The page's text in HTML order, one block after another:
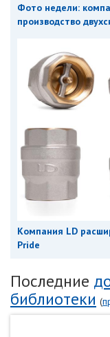
Фото недели:
производство
Компания LD
Pride
Последние
библиотеки (